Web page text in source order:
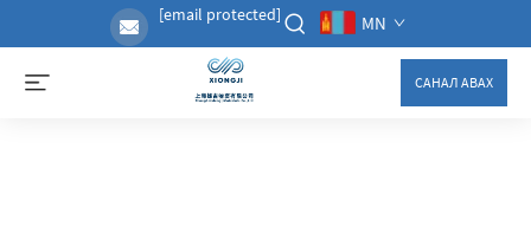
[email protected] MN
САНАЛ АВАХ